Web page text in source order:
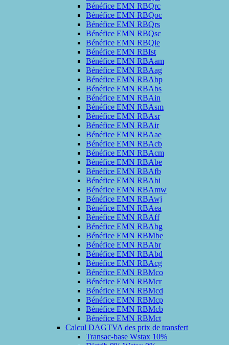
Bénéfice EMN RBQrc
Bénéfice EMN RBQoc
Bénéfice EMN RBQrs
Bénéfice EMN RBQsc
Bénéfice EMN RBQie
Bénéfice EMN RBIst
Bénéfice EMN RBAam
Bénéfice EMN RBAag
Bénéfice EMN RBAbp
Bénéfice EMN RBAbs
Bénéfice EMN RBAin
Bénéfice EMN RBAsm
Bénéfice EMN RBAsr
Bénéfice EMN RBAir
Bénéfice EMN RBAae
Bénéfice EMN RBAcb
Bénéfice EMN RBAcm
Bénéfice EMN RBAbe
Bénéfice EMN RBAfb
Bénéfice EMN RBAbi
Bénéfice EMN RBAmw
Bénéfice EMN RBAwj
Bénéfice EMN RBAea
Bénéfice EMN RBAff
Bénéfice EMN RBAbg
Bénéfice EMN RBMbe
Bénéfice EMN RBAbr
Bénéfice EMN RBAbd
Bénéfice EMN RBAcg
Bénéfice EMN RBMco
Bénéfice EMN RBMcr
Bénéfice EMN RBMcd
Bénéfice EMN RBMcp
Bénéfice EMN RBMcb
Bénéfice EMN RBMct
Calcul DAGTVA des prix de transfert
Transac-base Wstax 10%